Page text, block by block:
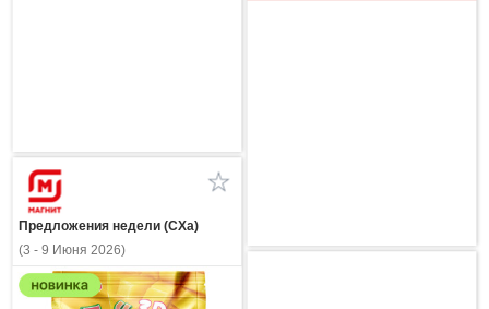
Предложения недели (СХа)
(3 - 9 Июня 2026)